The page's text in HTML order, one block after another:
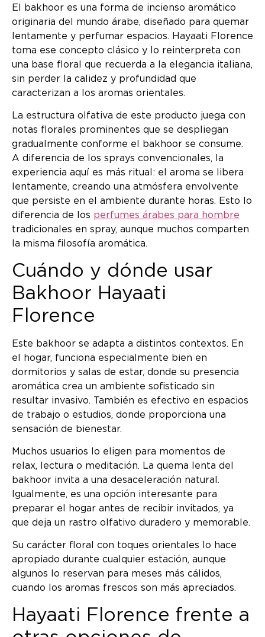
El bakhoor es una forma de incienso aromático
originaria del mundo árabe, diseñado para quemar
lentamente y perfumar espacios. Hayaati Florence
toma ese concepto clásico y lo reinterpreta con
una base floral que recuerda a la elegancia italiana,
sin perder la calidez y profundidad que
caracterizan a los aromas orientales.
La estructura olfativa de este producto juega con
notas florales prominentes que se despliegan
gradualmente conforme el bakhoor se consume.
A diferencia de los sprays convencionales, la
experiencia aquí es más ritual: el aroma se libera
lentamente, creando una atmósfera envolvente
que persiste en el ambiente durante horas. Esto lo
diferencia de los perfumes árabes para hombre
tradicionales en spray, aunque muchos comparten
la misma filosofía aromática.
Cuándo y dónde usar
Bakhoor Hayaati
Florence
Este bakhoor se adapta a distintos contextos. En
el hogar, funciona especialmente bien en
dormitorios y salas de estar, donde su presencia
aromática crea un ambiente sofisticado sin
resultar invasivo. También es efectivo en espacios
de trabajo o estudios, donde proporciona una
sensación de bienestar.
Muchos usuarios lo eligen para momentos de
relax, lectura o meditación. La quema lenta del
bakhoor invita a una desaceleración natural.
Igualmente, es una opción interesante para
preparar el hogar antes de recibir invitados, ya
que deja un rastro olfativo duradero y memorable.
Su carácter floral con toques orientales lo hace
apropiado durante cualquier estación, aunque
algunos lo reservan para meses más cálidos,
cuando los aromas frescos son más apreciados.
Hayaati Florence frente a